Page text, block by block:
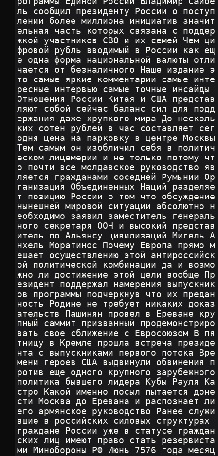
ль сообщил президенту России о поступ
лении более миллиона инициатив значит
ельная часть которых связана с поддер
жкой участников СВО и их семей Чем ци
фровой рубль вводимый в России как ещ
е одна форма национальной валюты отли
чается от безналичного Наше издание э
то самые яркие комментарии самые инте
ресные интервью самые точные инсайды
Отношения России Китая и США представ
ляют собой сейчас баланс сил для подд
ержания даже хрупкого мира До несколь
ких сотен рублей в час составляет сег
одня цена на парковку в центре Москвы
Тем самым он изобличил себя в политич
еском лицемерии и не только потому чт
о почти все молдавское руководство яв
ляется гражданами соседней Румынии Ор
ганизация Объединенных Наций разделяе
т позицию России о том что обсуждение
нынешней мировой ситуации абсолютно н
еобходимо заявил заместитель генераль
ного секретаря ООН и высокий представ
итель по Альянсу цивилизаций Мигель А
нхель Моратинос Почему Европа прямо м
ешает осуществлению этой антироссийск
ой политической комбинации да и возмо
жно ли достижение этой цели вообще Пр
езидент поддержал намерения выпускник
ов программы подчеркнув что их предан
ность Родине не требует никаких доказ
ательств Пашинян провел в Ереване кру
пный саммит призванный продемонстриро
вать свое сближение с Евросоюзом В пя
тницу в Кремле прошла встреча президе
нта с выпускниками первого потока Вре
мени героев США выдвинули обвинения п
ротив еще одного крупного зарубежного
политика бывшего лидера Кубы Рауля Ка
стро Какой именно посыл пытается доне
сти Москва до Еревана и распознает ли
его армянское руководство Ранее служи
вшие в российских силовых структурах
граждане России уже в статусе граждан
ских лиц имеют право стать резервиста
ми Минобороны РФ Июнь 7576 года месяц